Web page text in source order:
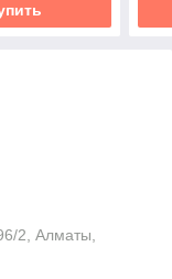
2, Алматы,